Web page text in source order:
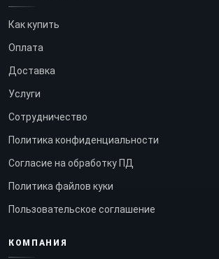
Как купить
Оплата
Доставка
Услуги
Сотрудничество
Политика конфиденциальности
Согласие на обработку ПД
Политика файлов куки
Пользовательское соглашение
КОМПАНИЯ